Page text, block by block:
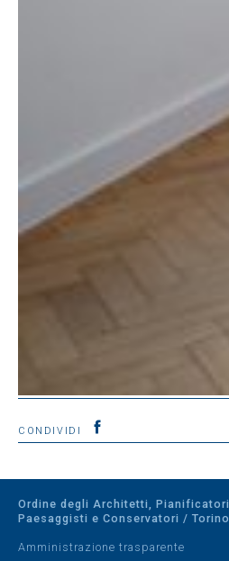
CONDIVIDI
Ordine degli Architetti, Pianificatori
Paesaggisti e Conservatori / Torino
Amministrazione trasparente